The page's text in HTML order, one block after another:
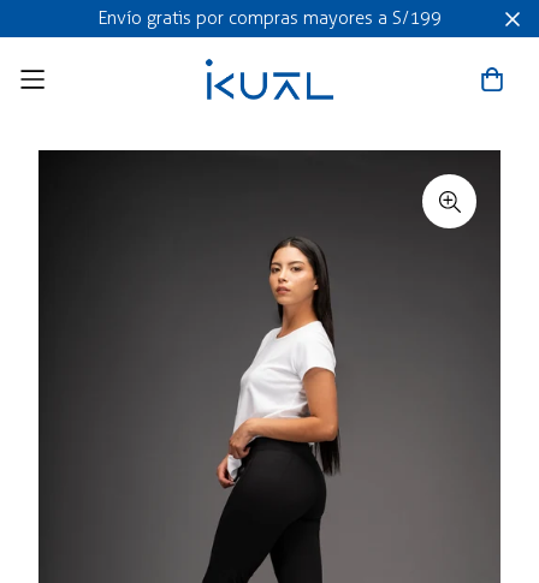
Envío gratis por compras mayores a S/199